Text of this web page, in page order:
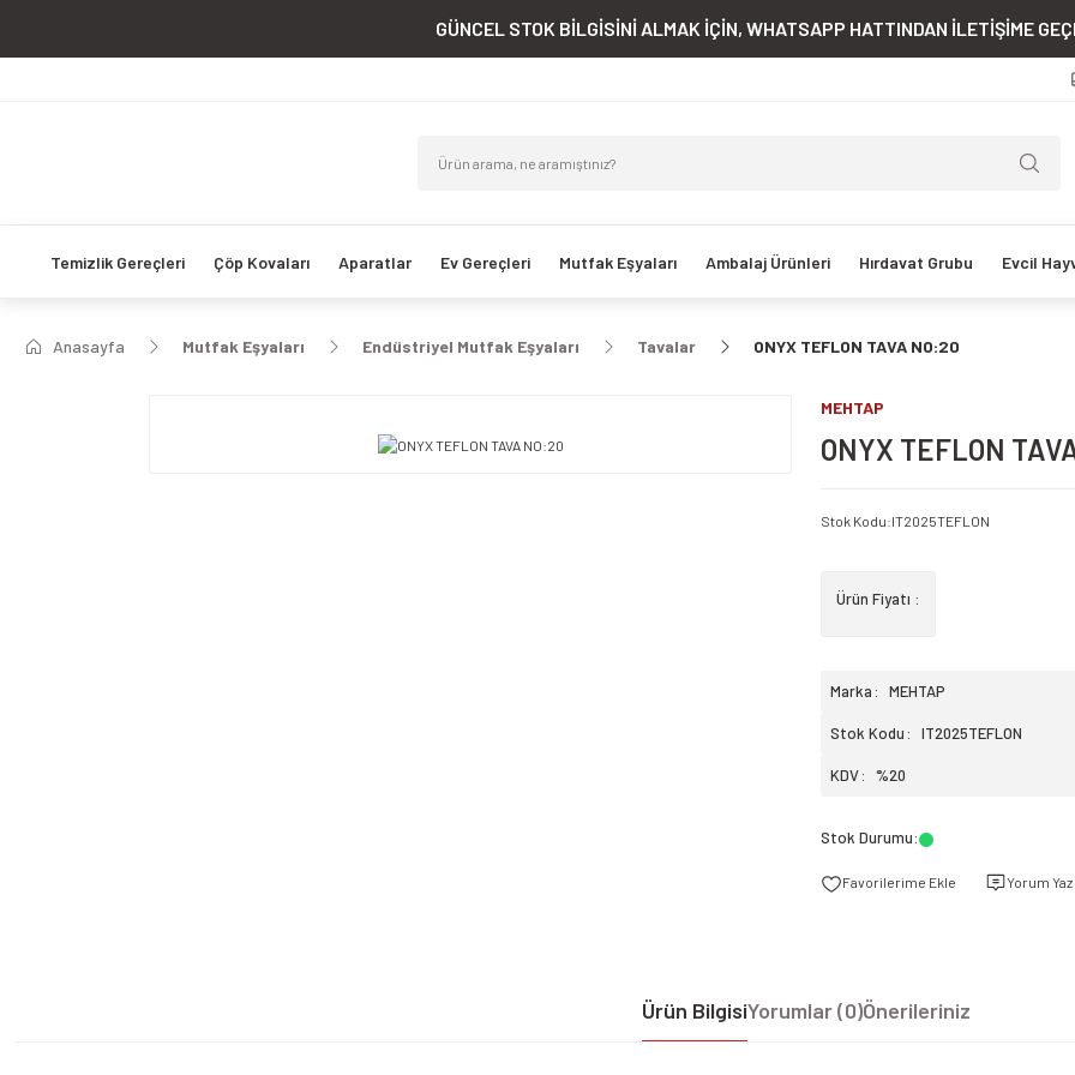
GÜNCEL STOK BİLGİSİNİ ALMAK İÇİN, WHATSAPP HATTINDAN İLETİŞİME
Temizlik Gereçleri Çöp Kovaları Aparatlar Ev Gereçleri Mutfak Eşyaları Ambalaj Ürünleri Hırdavat Grubu Evcil
Anasayfa Mutfak Eşyaları Endüstriyel Mutfak Eşyaları Tavalar ONYX TEFLON TAVA NO:20
MEHTAP
ONYX TEFLON
Stok Kodu:IT2025TEFLON
Ürün Fiyatı :
Marka MEHTAP
Stok Kodu IT2025TEFLON
KDV %20
Stok Durumu:
Yorum Yaz
Ürün BilgisiYorumlar (0)Önerileriniz